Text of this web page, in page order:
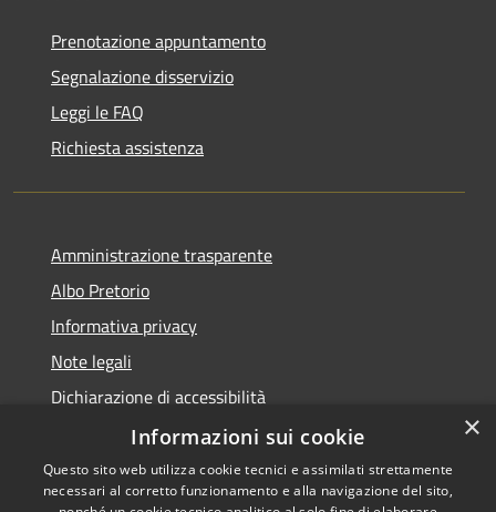
Prenotazione appuntamento
Segnalazione disservizio
Leggi le FAQ
Richiesta assistenza
Amministrazione trasparente
Albo Pretorio
Informativa privacy
Note legali
Dichiarazione di accessibilità
Dichiarazione di accessibilità dal 2025
×
Informazioni sui cookie
Questo sito web utilizza cookie tecnici e assimilati strettamente
necessari al corretto funzionamento e alla navigazione del sito,